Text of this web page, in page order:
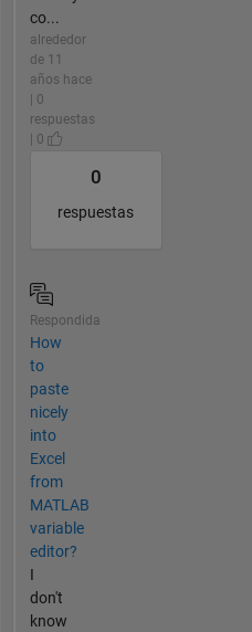
co...
alrededor
de 11
años hace
| 0
respuestas
| 0
0
respuestas
Respondida
How
to
paste
nicely
into
Excel
from
MATLAB
variable
editor?
I
don't
know